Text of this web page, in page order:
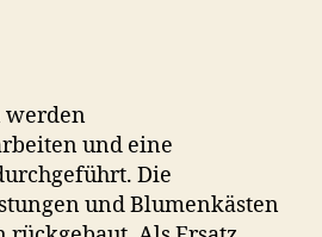
werden
und eine
Die
und Blumenkästen